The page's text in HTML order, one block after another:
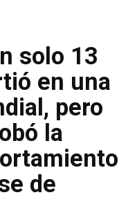
solo 13
en una
pero
la
de